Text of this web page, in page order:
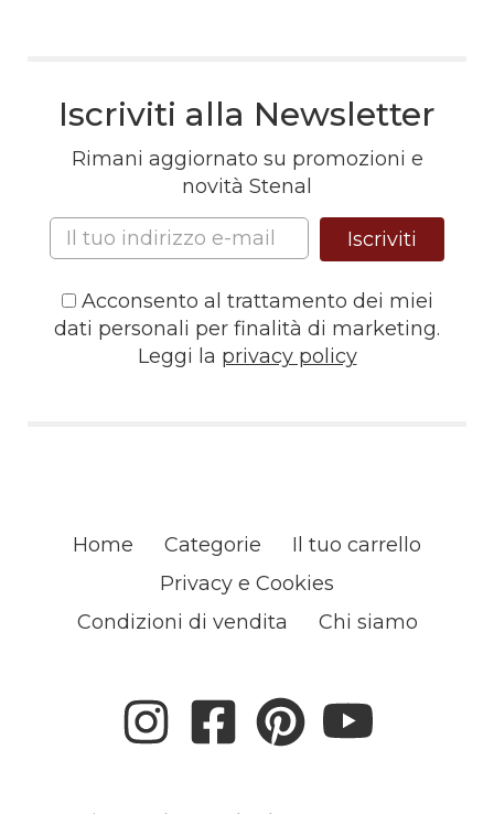
Iscriviti alla Newsletter
Rimani aggiornato su promozioni e
novità Stenal
Iscriviti
Acconsento al trattamento dei miei
dati personali per finalità di marketing.
Leggi la privacy policy
Home Categorie
Il tuo carrello
Privacy e Cookies
Condizioni di vendita
Chi siamo